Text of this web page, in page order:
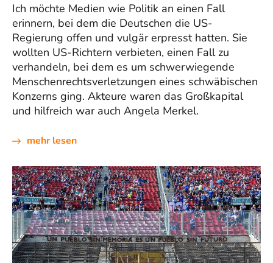
Ich möchte Medien wie Politik an einen Fall
erinnern, bei dem die Deutschen die US-
Regierung offen und vulgär erpresst hatten. Sie
wollten US-Richtern verbieten, einen Fall zu
verhandeln, bei dem es um schwerwiegende
Menschenrechtsverletzungen eines schwäbischen
Konzerns ging. Akteure waren das Großkapital
und hilfreich war auch Angela Merkel.
mehr lesen